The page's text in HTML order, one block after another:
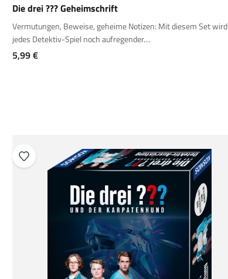
Die drei ??? Geheimschrift
Vermutungen, Beweise, geheime Notizen: Mit diesem Set wird
jedes Detektiv-Spiel noch aufregender....
Angebot
5,99 €